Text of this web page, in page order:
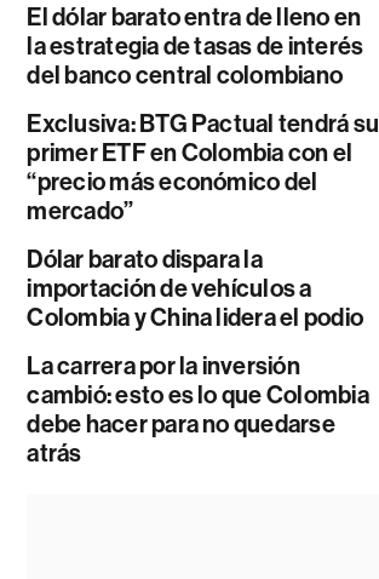
El dólar barato entra de lleno en
la estrategia de tasas de interés
del banco central colombiano
Exclusiva: BTG Pactual tendrá su
primer ETF en Colombia con el
“precio más económico del
mercado”
Dólar barato dispara la
importación de vehículos a
Colombia y China lidera el podio
La carrera por la inversión
cambió: esto es lo que Colombia
debe hacer para no quedarse
atrás